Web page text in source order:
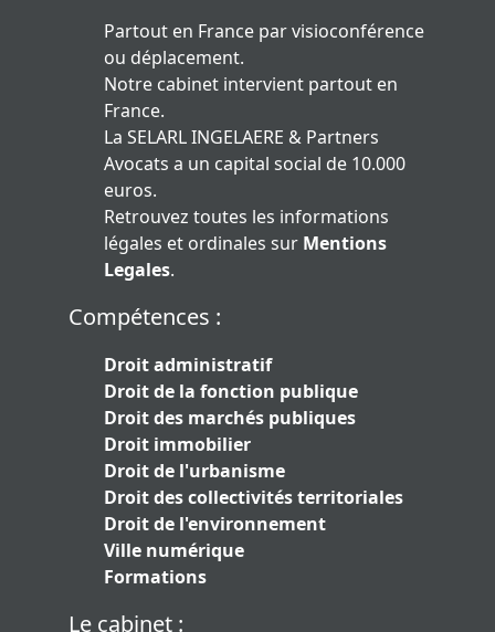
Partout en France par visioconférence
ou déplacement.
Notre cabinet intervient partout en
France.
La SELARL INGELAERE & Partners
Avocats a un capital social de 10.000
euros.
Retrouvez toutes les informations
légales et ordinales sur Mentions
Legales.
Compétences :
Droit administratif
Droit de la fonction publique
Droit des marchés publiques
Droit immobilier
Droit de l'urbanisme
Droit des collectivités territoriales
Droit de l'environnement
Ville numérique
Formations
Le cabinet :